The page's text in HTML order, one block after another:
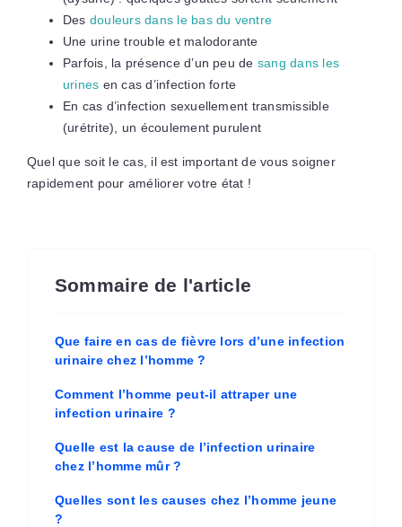
Des douleurs dans le bas du ventre
Une urine trouble et malodorante
Parfois, la présence d’un peu de sang dans les
urines en cas d’infection forte
En cas d’infection sexuellement transmissible
(urétrite), un écoulement purulent
Quel que soit le cas, il est important de vous soigner
rapidement pour améliorer votre état !
Sommaire de l'article
Que faire en cas de fièvre lors d’une infection
urinaire chez l’homme ?
Comment l’homme peut-il attraper une
infection urinaire ?
Quelle est la cause de l’infection urinaire
chez l’homme mûr ?
Quelles sont les causes chez l’homme jeune
?